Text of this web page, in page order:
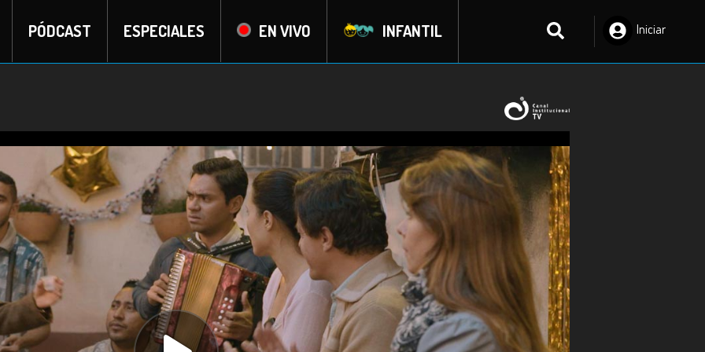
PÓDCAST ESPECIALES EN VIVO INFANTIL
Iniciar